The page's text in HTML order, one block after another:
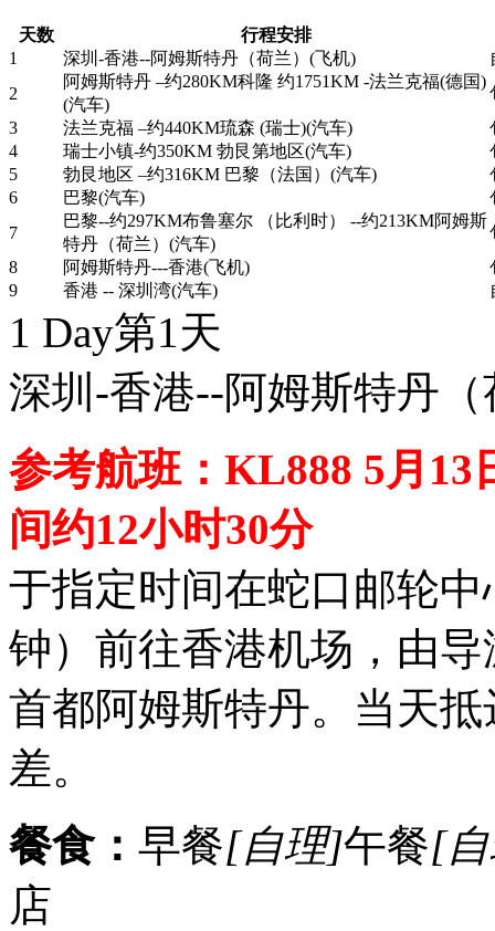
天数
行程安排
1
深圳-香港--阿姆斯特丹（荷兰）(飞机)
2
阿姆斯特丹 –约280KM科隆 约1751KM -法兰克福(德国)
(汽车)
3
法兰克福 –约440KM琉森 (瑞士)(汽车)
4
瑞士小镇-约350KM 勃艮第地区(汽车)
5
勃艮地区 –约316KM 巴黎（法国）(汽车)
6
巴黎(汽车)
7
巴黎--约297KM布鲁塞尔 （比利时） --约213KM阿姆斯
特丹（荷兰）(汽车)
8
阿姆斯特丹---香港(飞机)
9
香港 -- 深圳湾(汽车)
1 Day第1天
深圳-香港--阿姆斯特丹（
参考航班：KL888 5月13
间约12小时30分
于指定时间在蛇口邮轮
钟）前往香港机场，由
首都阿姆斯特丹。当天
差。
餐食： 早餐[自理]午餐[
店